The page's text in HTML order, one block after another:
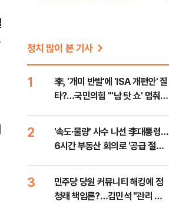
정치 많이 본 기사
1
李, '개미 반발'에 'ISA 개편안' 질
타?…국민의힘 "'남 탓 쇼' 멈춰
2
'속도·물량' 사수 나선 李대통령…
6시간 부동산 회의로 '공급 절벽'
3
민주당 당원 커뮤니티 해킹에 정
청래 책임론?…김민석 "관리 무